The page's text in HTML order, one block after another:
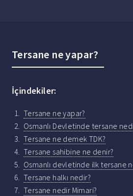
Tersane ne yapar?
İçindekiler:
Tersane ne yapar?
Osmanlı Devletinde tersane
Tersane ne demek TDK?
Tersane sahibine ne denir?
Osmanlı devletinde ilk tersane
Tersane halkı nedir?
Tersane nedir Mimari?